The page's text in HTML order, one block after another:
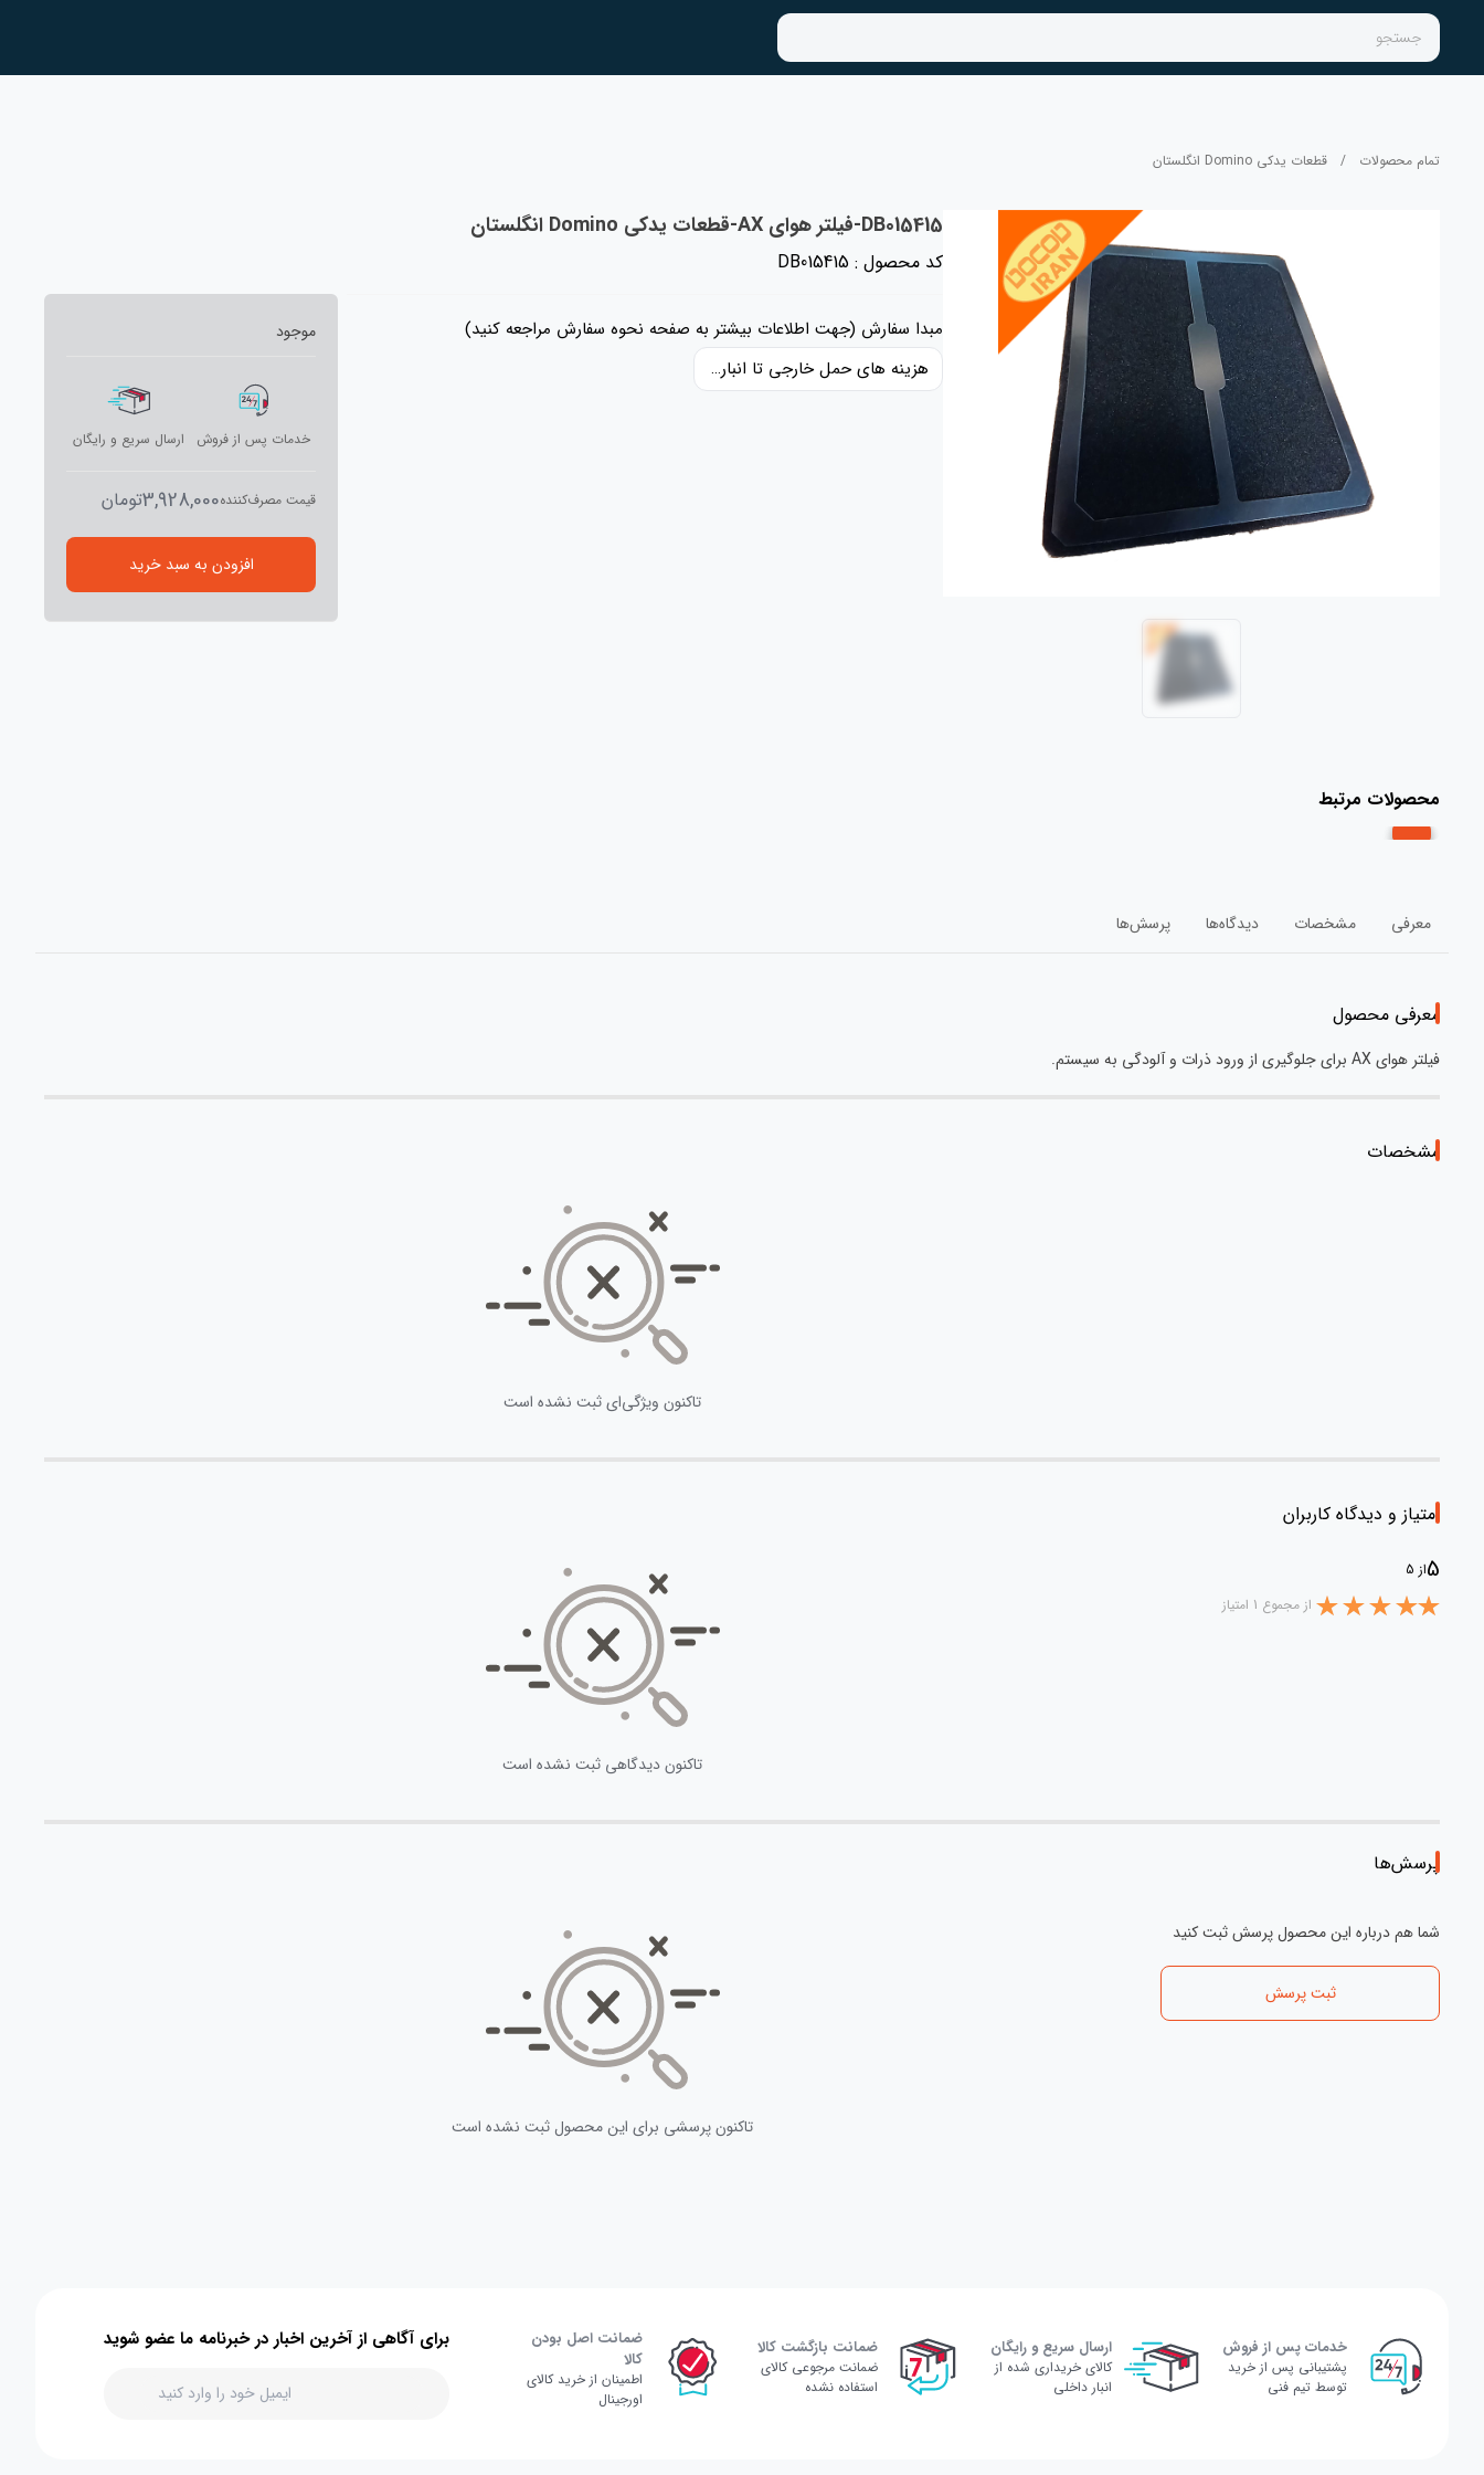
جستجو
تمام محصولات / قطعات یدکی Domino انگلستان
DB015415-فیلتر هوای AX-قطعات یدکی Domino انگلستان
کد محصول : DB015415
مبدا سفارش (جهت اطلاعات بیشتر به صفحه نحوه سفارش مراجعه کنید)
هزینه های حمل خارجی تا انبار ایران، حقوق گمرکی و عوارض و مالیات و سایر هزینه های کالا به قیمت ریالی کالا اضافه شده است و حمل داخلی رایگان می باشد.
موجود
خدمات پس از فروش ارسال سریع و رایگان
قیمت مصرف‌کننده3,928,000تومان
افزودن به سبد خرید
محصولات مرتبط
معرفی مشخصات دیدگاه‌ها پرسش‌ها
معرفی محصول
فیلتر هوای AX برای جلوگیری از ورود ذرات و آلودگی به سیستم.
مشخصات
تاکنون ویژگی‌ای ثبت نشده است
امتیاز و دیدگاه کاربران
5از 5
از مجموع 1 امتیاز
تاکنون دیدگاهی ثبت نشده است
پرسش‌ها
شما هم درباره این محصول پرسش ثبت کنید
ثبت پرسش
تاکنون پرسشی برای این محصول ثبت نشده است
خدمات پس از فروش
پشتیبانی پس از خرید
توسط تیم فنی
ارسال سریع و رایگان
کالای خریداری شده از
انبار داخلی
ضمانت بازگشت کالا
ضمانت مرجوعی کالای
استفاده نشده
ضمانت اصل بودن
کالا
اطمینان از خرید کالای
اورجینال
برای آگاهی از آخرین اخبار در خبرنامه ما عضو شوید